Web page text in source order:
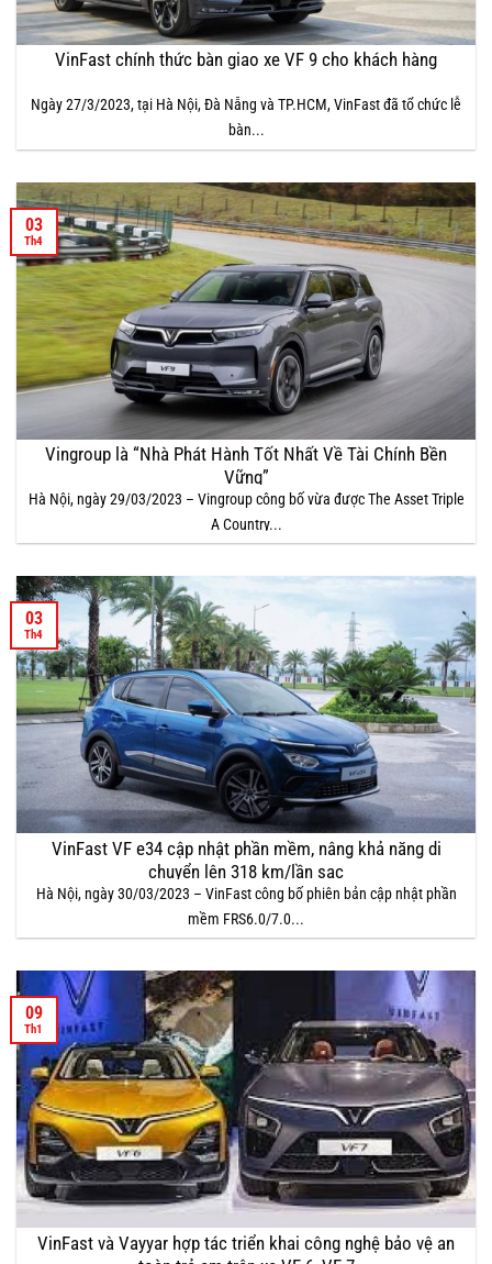
VinFast chính thức bàn giao xe VF 9 cho khách hàng
Ngày 27/3/2023, tại Hà Nội, Đà Nẵng và TP.HCM, VinFast đã tổ chức lễ
bàn...
Vingroup là “Nhà Phát Hành Tốt Nhất Về Tài Chính Bền
Vững”
Hà Nội, ngày 29/03/2023 – Vingroup công bố vừa được The Asset Triple
A Country...
03
Th4
VinFast VF e34 cập nhật phần mềm, nâng khả năng di
chuyển lên 318 km/lần sạc
Hà Nội, ngày 30/03/2023 – VinFast công bố phiên bản cập nhật phần
mềm FRS6.0/7.0...
03
Th4
VinFast và Vayyar hợp tác triển khai công nghệ bảo vệ an
09
Th1